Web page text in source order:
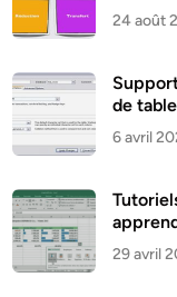
24 août
de
6 avril
29 avril